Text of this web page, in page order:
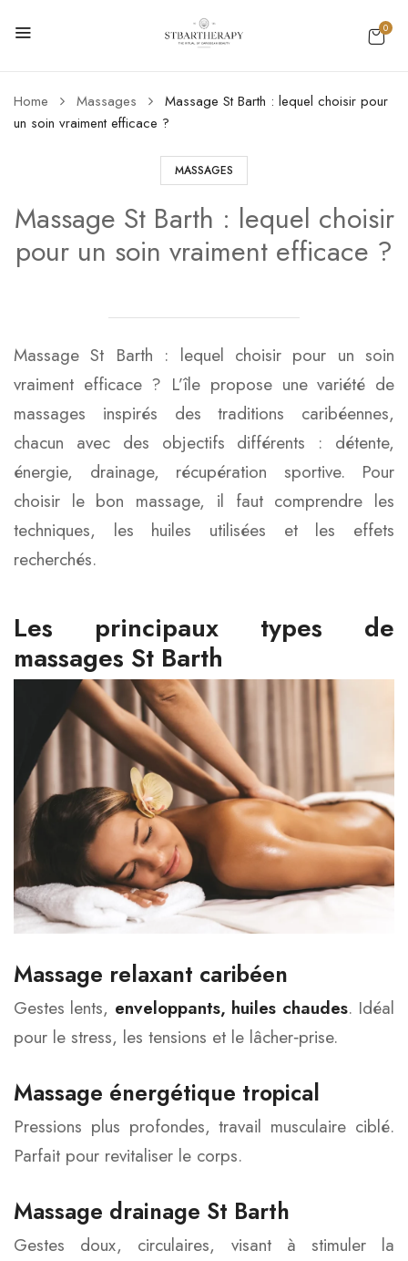
0
Home Massages
Massage St Barth : lequel choisir pour
un soin vraiment efficace ?
MASSAGES
Massage St Barth : lequel choisir
pour un soin vraiment efficace ?
Massage St Barth : lequel choisir pour un soin
vraiment efficace ? L’île propose une variété de
massages inspirés des traditions caribéennes,
chacun avec des objectifs différents : détente,
énergie, drainage, récupération sportive. Pour
choisir le bon massage, il faut comprendre les
techniques, les huiles utilisées et les effets
recherchés.
Les principaux types de
massages St Barth
Massage relaxant caribéen
Gestes lents, enveloppants, huiles chaudes. Idéal
pour le stress, les tensions et le lâcher‑prise.
Massage énergétique tropical
Pressions plus profondes, travail musculaire ciblé.
Parfait pour revitaliser le corps.
Massage drainage St Barth
Gestes doux, circulaires, visant à stimuler la